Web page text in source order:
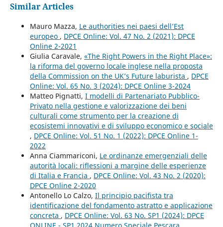
Similar Articles
Mauro Mazza, Le authorities nei paesi dell’Est
europeo , DPCE Online: Vol. 47 No. 2 (2021): DPCE
Online 2-2021
Giulia Caravale, «The Right Powers in the Right Place»:
la riforma del governo locale inglese nella proposta
della Commission on the UK’s Future laburista , DPCE
Online: Vol. 65 No. 3 (2024): DPCE Online 3-2024
Matteo Pignatti, I modelli di Partenariato Pubblico-
Privato nella gestione e valorizzazione dei beni
culturali come strumento per la creazione di
ecosistemi innovativi e di sviluppo economico e sociale
, DPCE Online: Vol. 51 No. 1 (2022): DPCE Online 1-
2022
Anna Ciammariconi, Le ordinanze emergenziali delle
autorità locali: riflessioni a margine delle esperienze
di Italia e Francia , DPCE Online: Vol. 43 No. 2 (2020):
DPCE Online 2-2020
Antonello Lo Calzo, Il principio pacifista tra
identificazione del fondamento astratto e applicazione
concreta , DPCE Online: Vol. 63 No. SP1 (2024): DPCE